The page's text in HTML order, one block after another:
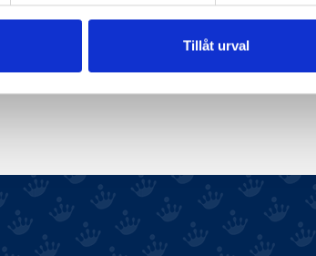
Tillåt urval